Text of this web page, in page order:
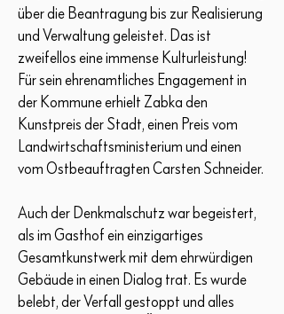
über die Beantragung bis zur Realisierung
und Verwaltung geleistet. Das ist
zweifellos eine immense Kulturleistung!
Für sein ehrenamtliches Engagement in
der Kommune erhielt Zabka den
Kunstpreis der Stadt, einen Preis vom
Landwirtschaftsministerium und einen
vom Ostbeauftragten Carsten Schneider.
Auch der Denkmalschutz war begeistert,
als im Gasthof ein einzigartiges
Gesamtkunstwerk mit dem ehrwürdigen
Gebäude in einen Dialog trat. Es wurde
belebt, der Verfall gestoppt und alles